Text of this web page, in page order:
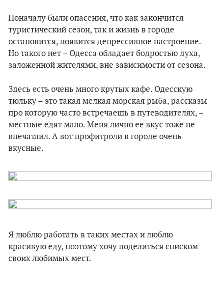
Поначалу были опасения, что как закончится
туристический сезон, так и жизнь в городе
остановится, появится депрессивное настроение.
Но такого нет – Одесса обладает бодростью духа,
заложенной жителями, вне зависимости от сезона.
Здесь есть очень много крутых кафе. Одесскую
тюльку – это такая мелкая морская рыба, рассказы
про которую часто встречаешь в путеводителях, –
местные едят мало. Меня лично ее вкус тоже не
впечатлил. А вот профитроли в городе очень
вкусные.
Я люблю работать в таких местах и люблю
красивую еду, поэтому хочу поделиться списком
своих любимых мест.